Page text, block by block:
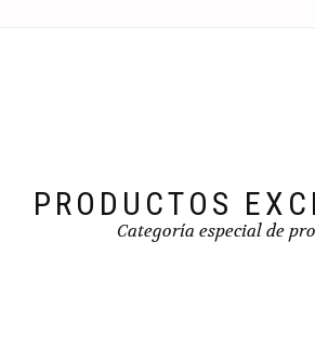
PRODUCTOS
Categoría especial de